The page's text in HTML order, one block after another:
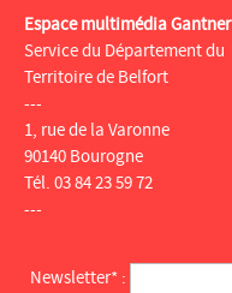
Espace multimédia Gantner
Service du Département du
Territoire de Belfort
---
1, rue de la Varonne
90140 Bourogne
Tél. 03 84 23 59 72
---
Newsletter* :